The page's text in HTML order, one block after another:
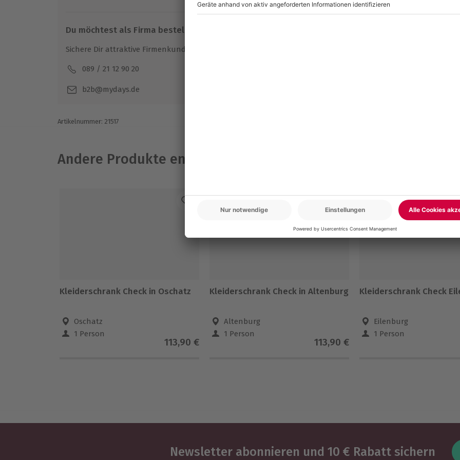
Du möchtest frischen Wind in Deinen Kleiderschrank bringen? Dann lass
Du möchtest als Firma bestellen?
Sichere Dir attraktive Firmenkunden Vorteile.
089 / 21 12 90 20
b2b@mydays.de
Artikelnummer: 21517
Andere Produkte entdecken
Kleiderschrank Check in Oschatz
Oschatz
1 Person
113,90 €
Kleiderschrank Check in Altenburg
Altenburg
1 Person
113,90 €
Kleiderschrank Check
Eilenburg
1 Person
Newsletter abonnieren und 10 € Rabatt sichern